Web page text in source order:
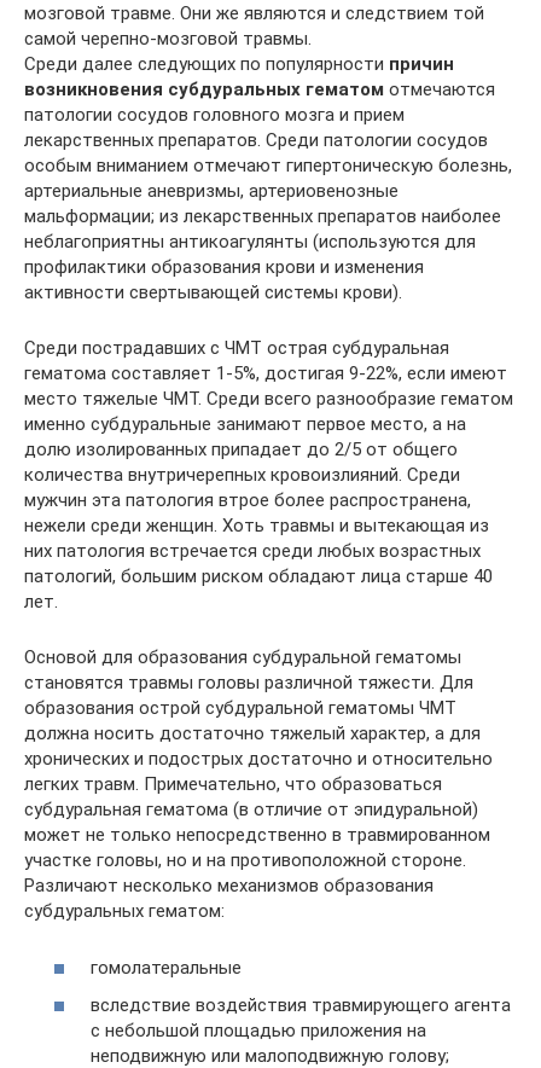
мозговой травме. Они же являются и следствием той
самой черепно-мозговой травмы.
Среди далее следующих по популярности причин
возникновения субдуральных гематом отмечаются
патологии сосудов головного мозга и прием
лекарственных препаратов. Среди патологии сосудов
особым вниманием отмечают гипертоническую болезнь,
артериальные аневризмы, артериовенозные
мальформации; из лекарственных препаратов наиболее
неблагоприятны антикоагулянты (используются для
профилактики образования крови и изменения
активности свертывающей системы крови).
Среди пострадавших с ЧМТ острая субдуральная
гематома составляет 1-5%, достигая 9-22%, если имеют
место тяжелые ЧМТ. Среди всего разнообразие гематом
именно субдуральные занимают первое место, а на
долю изолированных припадает до 2/5 от общего
количества внутричерепных кровоизлияний. Среди
мужчин эта патология втрое более распространена,
нежели среди женщин. Хоть травмы и вытекающая из
них патология встречается среди любых возрастных
патологий, большим риском обладают лица старше 40
лет.
Основой для образования субдуральной гематомы
становятся травмы головы различной тяжести. Для
образования острой субдуральной гематомы ЧМТ
должна носить достаточно тяжелый характер, а для
хронических и подострых достаточно и относительно
легких травм. Примечательно, что образоваться
субдуральная гематома (в отличие от эпидуральной)
может не только непосредственно в травмированном
участке головы, но и на противоположной стороне.
Различают несколько механизмов образования
субдуральных гематом:
гомолатеральные
вследствие воздействия травмирующего агента
с небольшой площадью приложения на
неподвижную или малоподвижную голову;